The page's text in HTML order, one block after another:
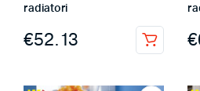
radiatori
€52.13 €